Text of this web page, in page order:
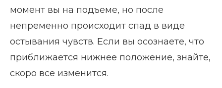
момент вы на подъеме, но после
непременно происходит спад в виде
остывания чувств. Если вы осознаете, что
приближается нижнее положение, знайте,
скоро все изменится.